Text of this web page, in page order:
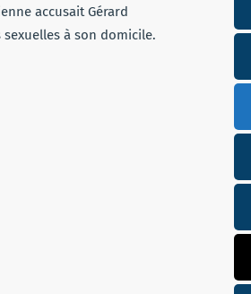
accusait Gérard
sexuelles à son domicile.